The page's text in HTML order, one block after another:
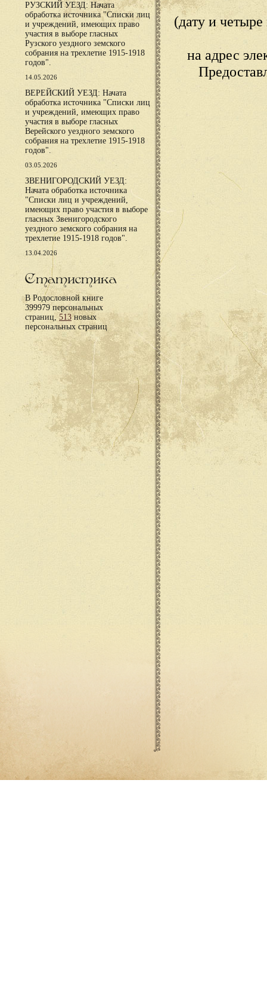
РУЗСКИЙ УЕЗД: Начата
обработка источника "Списки лиц
и учреждений, имеющих право
участия в выборе гласных
Рузского уездного земского
собрания на трехлетие 1915-1918
годов".
14.05.2026
ВЕРЕЙСКИЙ УЕЗД: Начата
обработка источника "Списки лиц
и учреждений, имеющих право
участия в выборе гласных
Верейского уездного земского
собрания на трехлетие 1915-1918
годов".
03.05.2026
ЗВЕНИГОРОДСКИЙ УЕЗД:
Начата обработка источника
"Списки лиц и учреждений,
имеющих право участия в выборе
гласных Звенигородского
уездного земского собрания на
трехлетие 1915-1918 годов".
13.04.2026
Статистика
В Родословной книге
399979 персональных
страниц,513новых
персональных страниц
(дату и
на адрес